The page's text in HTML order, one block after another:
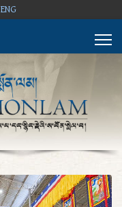
ENG